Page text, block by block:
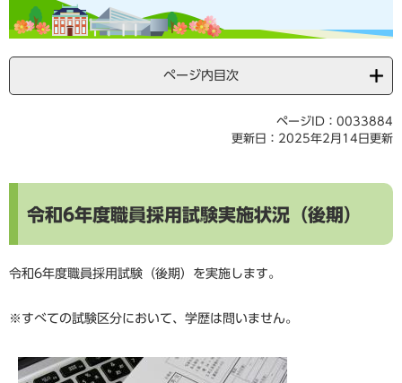
ページ内目次
ページID：0033884
更新日：2025年2月14日更新
令和6年度職員採用試験実施状況（後期）
令和6年度職員採用試験（後期）を実施します。
※すべての試験区分において、学歴は問いません。